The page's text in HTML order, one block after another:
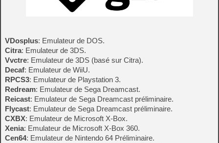
VDosplus: Emulateur de DOS.
Citra: Emulateur de 3DS.
Vvctre: Emulateur de 3DS (basé sur Citra).
Decaf: Emulateur de WiiU.
RPCS3: Emulateur de Playstation 3.
Redream: Emulateur de Sega Dreamcast.
Reicast: Emulateur de Sega Dreamcast préliminaire.
Flycast: Emulateur de Sega Dreamcast préliminaire.
CXBX: Emulateur de Microsoft X-Box.
Xenia: Emulateur de Microsoft X-Box 360.
Cen64: Emulateur de Nintendo 64 Préliminaire.